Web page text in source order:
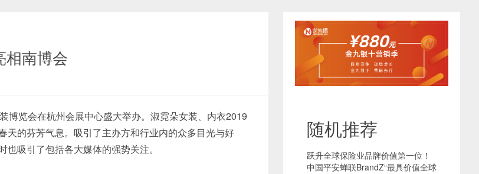
相南博会
博览会在杭州会展中心盛大举办。淑霓朵女装、内衣2019
天的芬芳气息。吸引了主办方和行业内的众多目光与好
吸引了包括各大媒体的强势关注。
随机推荐
跃升全球保险业品牌价值第一位！
中国平安蝉联BrandZ“最具价值全球